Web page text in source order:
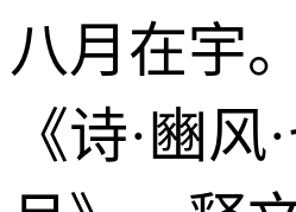
八月在
《诗·豳风